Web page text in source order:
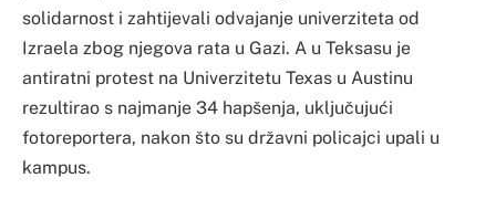
solidarnost i zahtijevali odvajanje univerziteta od
Izraela zbog njegova rata u Gazi. A u Teksasu je
antiratni protest na Univerzitetu Texas u Austinu
rezultirao s najmanje 34 hapšenja, uključujući
fotoreportera, nakon što su državni policajci upali u
kampus.